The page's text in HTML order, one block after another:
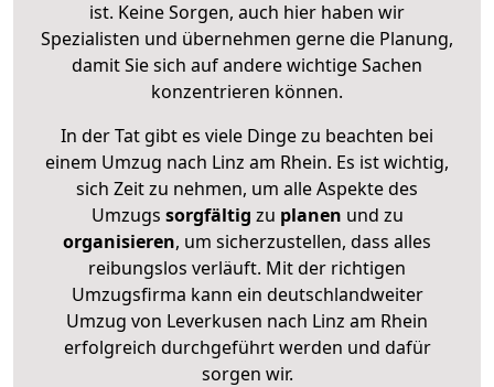
ist. Keine Sorgen, auch hier haben wir
Spezialisten und übernehmen gerne die Planung,
damit Sie sich auf andere wichtige Sachen
konzentrieren können.
In der Tat gibt es viele Dinge zu beachten bei
einem Umzug nach Linz am Rhein. Es ist wichtig,
sich Zeit zu nehmen, um alle Aspekte des
Umzugs sorgfältig zu planen und zu
organisieren, um sicherzustellen, dass alles
reibungslos verläuft. Mit der richtigen
Umzugsfirma kann ein deutschlandweiter
Umzug von Leverkusen nach Linz am Rhein
erfolgreich durchgeführt werden und dafür
sorgen wir.